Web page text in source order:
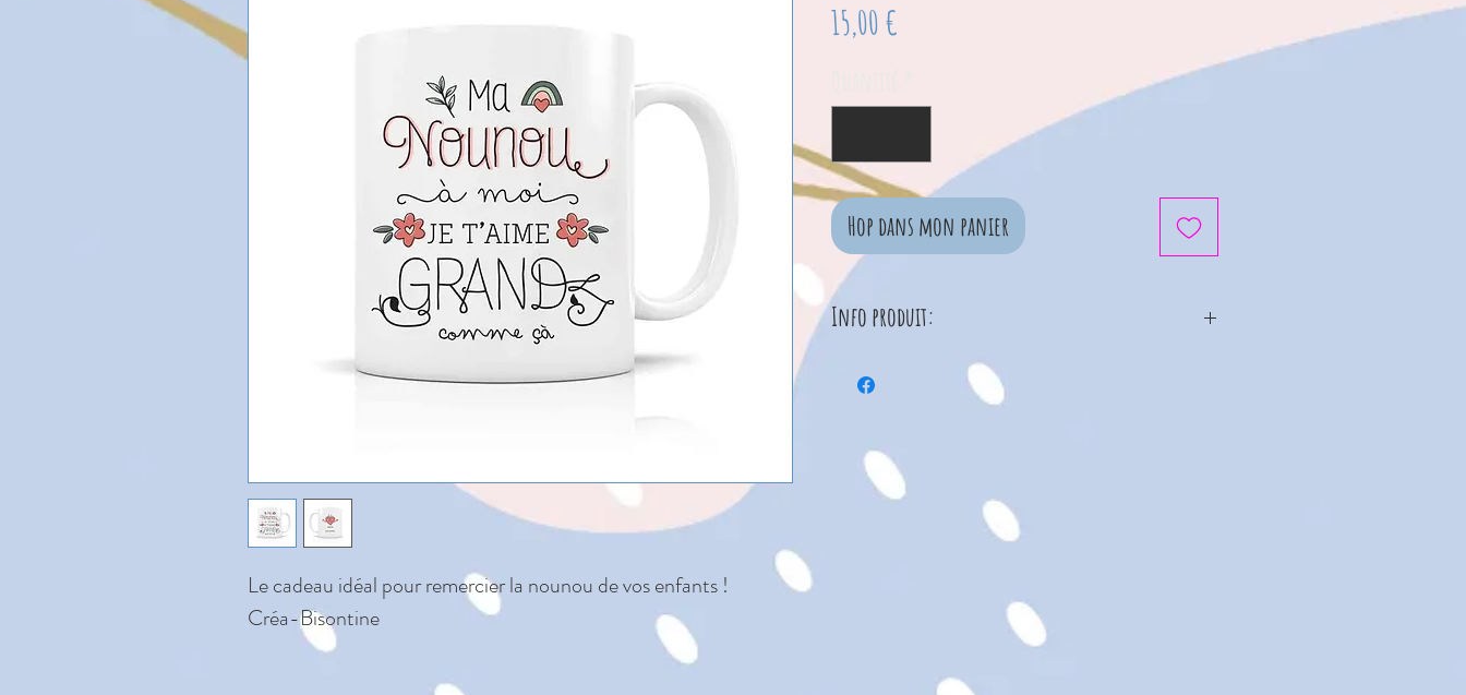
Le cadeau idéal pour remercier la nounou de vos enfants !
Créa-Bisontine
15,00 €
Hop dans mon panier
Info produit:
La couleur peut varier car fait main.
Passe au micro-ondes et au lave-vaisselle !
Hauteur : 95 mm
Diamètre : 82 mm
Contenance : 325 ml